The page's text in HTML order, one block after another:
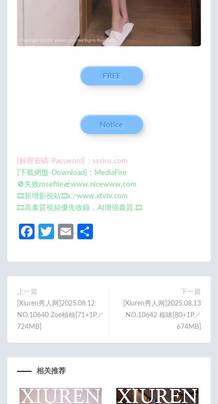
FREE
Notice
[解壓密碼-Password]：sssins.com
[下載網盤-Download]：MediaFire
🚫失效rosefile🛫www.nicewww.com
🎞️新增影視站🎞️👉www.xtvtv.com
🎞️高畫質視頻優先收錄，AI增强畫質.🎞️
Fa
b
o
o
k
T
itt
er
E
ail
上一篇
[Xiuren秀人网]2025.08.12
NO.10640 Zoe柚柚[71+1P／
724MB]
下一篇
[Xiuren秀人网]2025.08.13
NO.10642 糯咪[80+1P／
674MB]
相关推荐